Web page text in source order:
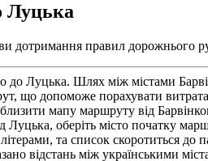
Луцька
дотримання правил дорожнього
до Луцька. Шлях між містами
що допоможе порахувати
мапу маршруту від
оберіть місто початку
літерами, та список
відстань між українськими